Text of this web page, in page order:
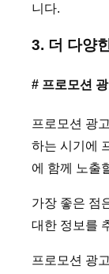
니다.
3. 더 다양
# 프로모션
프로모션 광
하는 시기에
에 함께 노출
가장 좋은 점
대한 정보를
프로모션 광